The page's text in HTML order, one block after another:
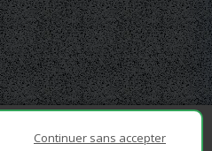
Continuer sans accepter